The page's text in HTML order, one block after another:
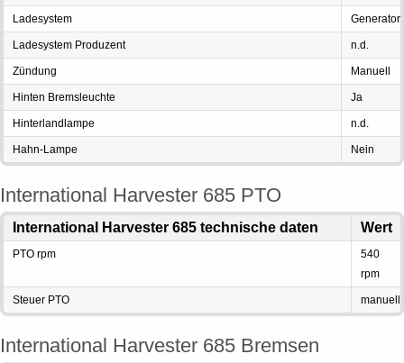
Ladesystem Generator
Ladesystem Produzent n.d.
Zündung Manuell
Hinten Bremsleuchte Ja
Hinterlandlampe n.d.
Hahn-Lampe Nein
International Harvester 685 PTO
International Harvester 685 technische daten Wert
PTO rpm
540
rpm
Steuer PTO manuell
International Harvester 685 Bremsen